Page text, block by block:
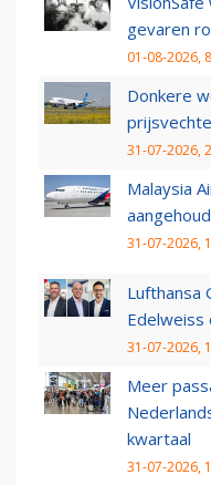
gevaren
01-08-2026,
Donkere
31-07-2026,
Malaysia
31-07-2026,
Lufthansa
Edelweiss
31-07-2026,
Meer
kwartaal
31-07-2026,